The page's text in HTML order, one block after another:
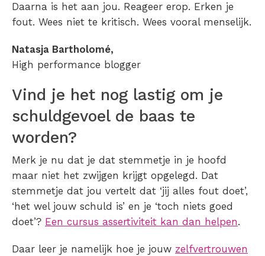
Daarna is het aan jou. Reageer erop. Erken je
fout. Wees niet te kritisch. Wees vooral menselijk.
Natasja Bartholomé,
High performance blogger
Vind je het nog lastig om je
schuldgevoel de baas te
worden?
Merk je nu dat je dat stemmetje in je hoofd
maar niet het zwijgen krijgt opgelegd. Dat
stemmetje dat jou vertelt dat ‘jij alles fout doet’,
‘het wel jouw schuld is’ en je ‘toch niets goed
doet’? Een cursus assertiviteit kan dan helpen.
Daar leer je namelijk hoe je jouw zelfvertrouwen